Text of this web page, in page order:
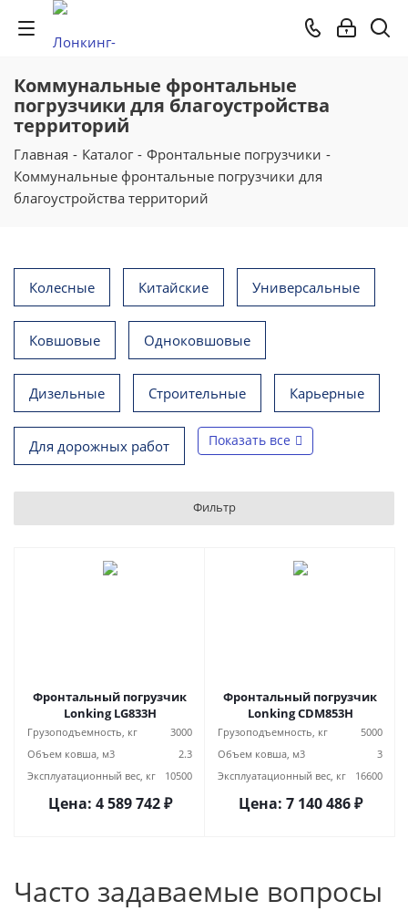
Коммунальные фронтальные
погрузчики для благоустройства
территорий
Главная - Каталог - Фронтальные погрузчики -
Коммунальные фронтальные погрузчики для
благоустройства территорий
Колесные Китайские Универсальные
Ковшовые Одноковшовые
Дизельные Строительные Карьерные
Для дорожных работ Показать все
Фильтр
Фронтальный погрузчик
Lonking LG833H
Грузоподъемность, кг
3000
Объем ковша, м3
2.3
Эксплуатационный вес, кг
10500
Цена: 4 589 742₽
Фронтальный погрузчик
Lonking CDM853H
Грузоподъемность, кг
5000
Объем ковша, м3
3
Эксплуатационный вес, кг
16600
Цена: 7 140 486₽
Часто задаваемые вопросы